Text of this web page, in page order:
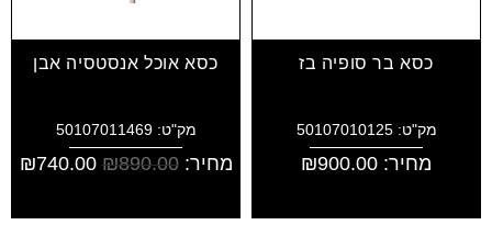
כסא בר סופיה בז
מק"ט: 50107010125
מחיר: ₪900.00
כסא אוכל אנסטסיה אבן
מק"ט: 50107011469
מחיר: ₪890.00
₪740.00